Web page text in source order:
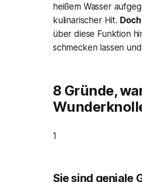
heißem Wasser
kulinarischer Hit.
über diese Funktion
schmecken lassen
8 Gründe,
1
Sie sind geniale